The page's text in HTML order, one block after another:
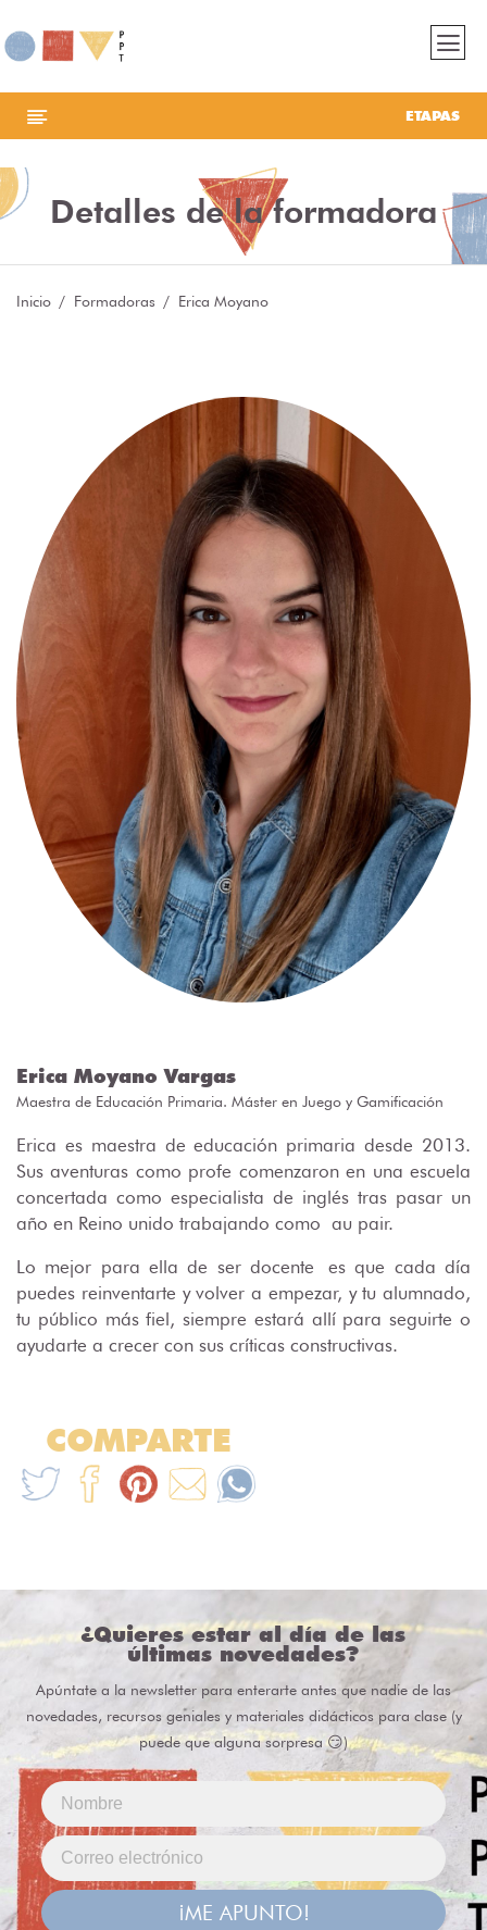
ETAPAS
Detalles de la formadora
Inicio Formadoras Erica Moyano
Erica Moyano Vargas
Maestra de Educación Primaria. Máster en Juego y Gamificación
Erica es maestra de educación primaria desde 2013.
Sus aventuras como profe comenzaron en una escuela
concertada como especialista de inglés tras pasar un
año en Reino unido trabajando como au pair.
Lo mejor para ella de ser docentees que cada día
puedes reinventarte y volver a empezar, y tu alumnado,
tu público más fiel, siempre estará allí para seguirte o
ayudarte a crecer con sus críticas constructivas.
COMPARTE
¿Quieres estar al día de las
últimas novedades?
Apúntate a la newsletter para enterarte antes que nadie de las
novedades, recursos geniales y materiales didácticos para clase (y
puede que alguna sorpresa 😏)
¡ME APUNTO!